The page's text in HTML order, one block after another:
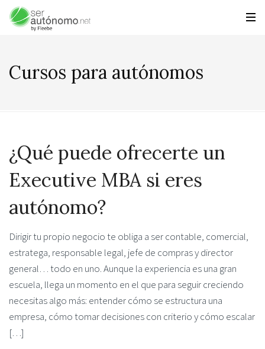
Cursos para autónomos
¿Qué puede ofrecerte un
Executive MBA si eres
autónomo?
Dirigir tu propio negocio te obliga a ser contable, comercial,
estratega, responsable legal, jefe de compras y director
general… todo en uno. Aunque la experiencia es una gran
escuela, llega un momento en el que para seguir creciendo
necesitas algo más: entender cómo se estructura una
empresa, cómo tomar decisiones con criterio y cómo escalar
[…]